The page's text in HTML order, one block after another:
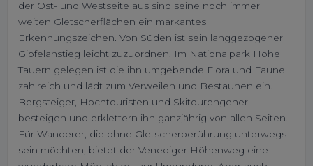
der Ost- und Westseite aus sind seine noch immer
weiten Gletscherflächen ein markantes
Erkennungszeichen. Von Süden ist sein langgezogener
Gipfelanstieg leicht zuzuordnen. Im Nationalpark Hohe
Tauern gelegen ist die ihn umgebende Flora und Faune
zahlreich und lädt zum Verweilen und Bestaunen ein.
Bergsteiger, Hochtouristen und Skitourengeher
besteigen und erklettern ihn ganzjährig von allen Seiten.
Für Wanderer, die ohne Gletscherberührung unterwegs
sein möchten, bietet der Venediger Höhenweg eine